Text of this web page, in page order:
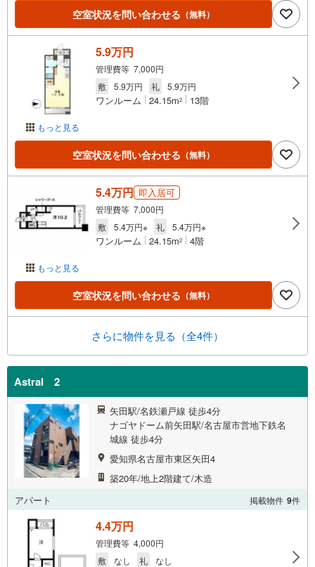
空室状況を問い合わせる （無料）
もっと見る
5.9万円
管理費等 7,000円
敷
5.9万円 礼 5.9万円
ワンルーム 24.15m2 13階
空室状況を問い合わせる （無料）
もっと見る
5.4万円 即入居可
管理費等 7,000円
敷
5.4万円※ 礼 5.4万円※
ワンルーム 24.15m2 4階
空室状況を問い合わせる （無料）
さらに物件を見る（全4件）
Astral 2
矢田駅/名鉄瀬戸線 徒歩4分
ナゴヤドーム前矢田駅/名古屋市営地下鉄名
城線 徒歩4分
愛知県名古屋市東区矢田4
築20年/地上2階建て/木造
アパート
掲載物件 9件
4.4万円
管理費等 4,000円
敷
なし 礼 なし